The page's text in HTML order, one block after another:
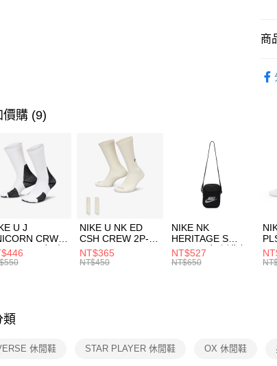
【
／
※
絡
先
付
每
商
促
價購 (9)
U J
CRW
-160 男女 中
FZ3393100
NIKE U NK ED
CSH CREW 2P-
144 EMBRDY 男
女 短統襪
NT$365
NT$450
NIKE NK
HERITAGE S
SMIT 男女 側背包
BA5871010
NT$527
NT$650
襪
類
休閒鞋 STAR PLAYER 休閒鞋 OX 休閒鞋